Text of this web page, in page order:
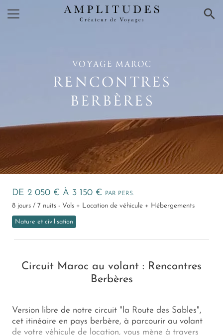
×
VOYAGE MAROC
RENCONTRES
BERBÈRES
DE 2 050 € À 3 150 € PAR PERS.
8 jours / 7 nuits - Vols + Location de véhicule + Hébergements
Nature et civilisation
Circuit Maroc au volant : Rencontres
Berbères
Version libre de notre circuit "la Route des Sables",
cet itinéaire en pays berbère, à parcourir au volant
de votre véhicule de location, vous mène à travers